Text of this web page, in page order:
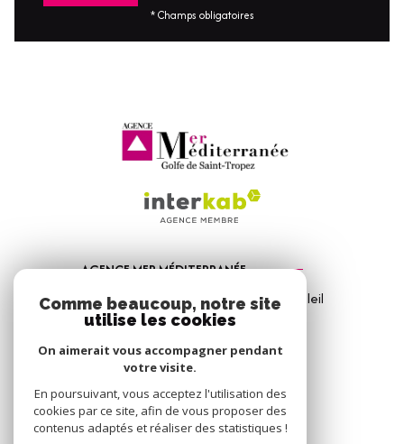
* Champs obligatoires
AGENCE MER MÉDITERRANÉE
1, Avenue de la Mer - Les Vitrines du Soleil
83310Port Grimaud
04 94 56 09 12
info@amm-immobilier.com
Comme beaucoup, notre site
utilise les cookies
On aimerait vous accompagner pendant
votre visite.
En poursuivant, vous acceptez l'utilisation des
cookies par ce site, afin de vous proposer des
contenus adaptés et réaliser des statistiques !